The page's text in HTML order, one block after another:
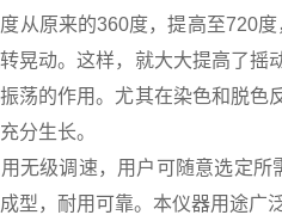
从原来的360度，提高至720
晃动。这样，就大大提高了摇
荡的作用。尤其在染色和脱色
分生长。
无级调速，用户可随意选定
型，耐用可靠。本仪器用途广